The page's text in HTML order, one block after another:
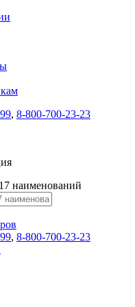
Забыли
, 8-800-700-23-23
наименований
, 8-800-700-23-23